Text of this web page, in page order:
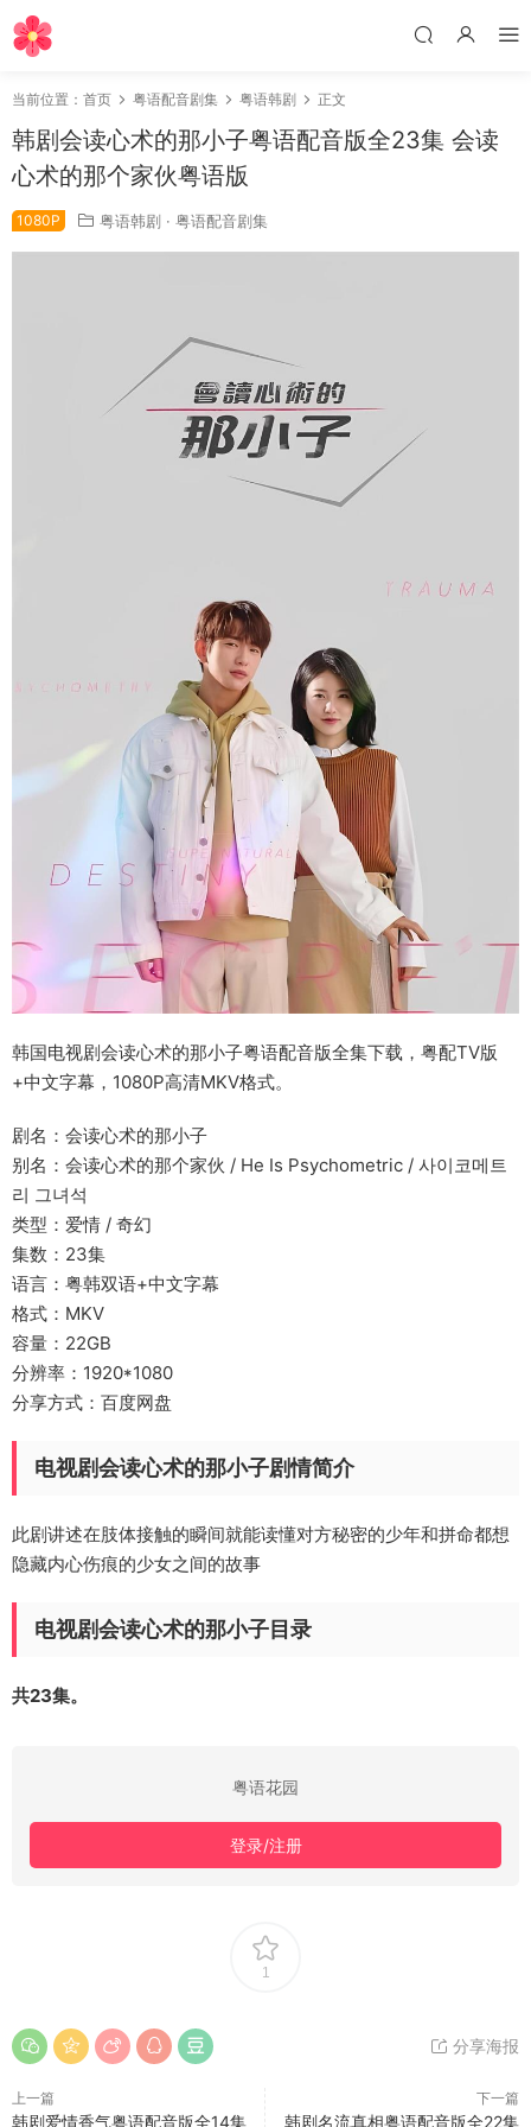
当前位置： 首页 粤语配音剧集 粤语韩剧 正文
韩剧会读心术的那小子粤语配音版全23集 会读
心术的那个家伙粤语版
1080P 粤语韩剧 · 粤语配音剧集
韩国电视剧会读心术的那小子粤语配音版全集下载，粤配TV版
+中文字幕，1080P高清MKV格式。
剧名：会读心术的那小子
别名：会读心术的那个家伙 / He Is Psychometric / 사이코메트
리 그녀석
类型：爱情 / 奇幻
集数：23集
语言：粤韩双语+中文字幕
格式：MKV
容量：22GB
分辨率：1920*1080
分享方式：百度网盘
电视剧会读心术的那小子剧情简介
此剧讲述在肢体接触的瞬间就能读懂对方秘密的少年和拼命都想
隐藏内心伤痕的少女之间的故事
电视剧会读心术的那小子目录
共23集。
粤语花园
登录/注册
1
分享海报
上一篇
韩剧爱情香气粤语配音版全14集
下一篇
韩剧名流真相粤语配音版全22集